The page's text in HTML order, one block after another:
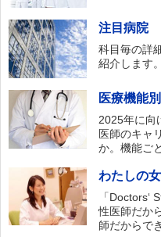
注目病院
科目毎の詳
紹介します。
医療機能
2025年に向
医師のキャ
か。機能ご
わたしの
「Doctors‘
性医師だか
師だからで